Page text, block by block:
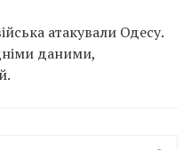
атакували Одесу.
даними,